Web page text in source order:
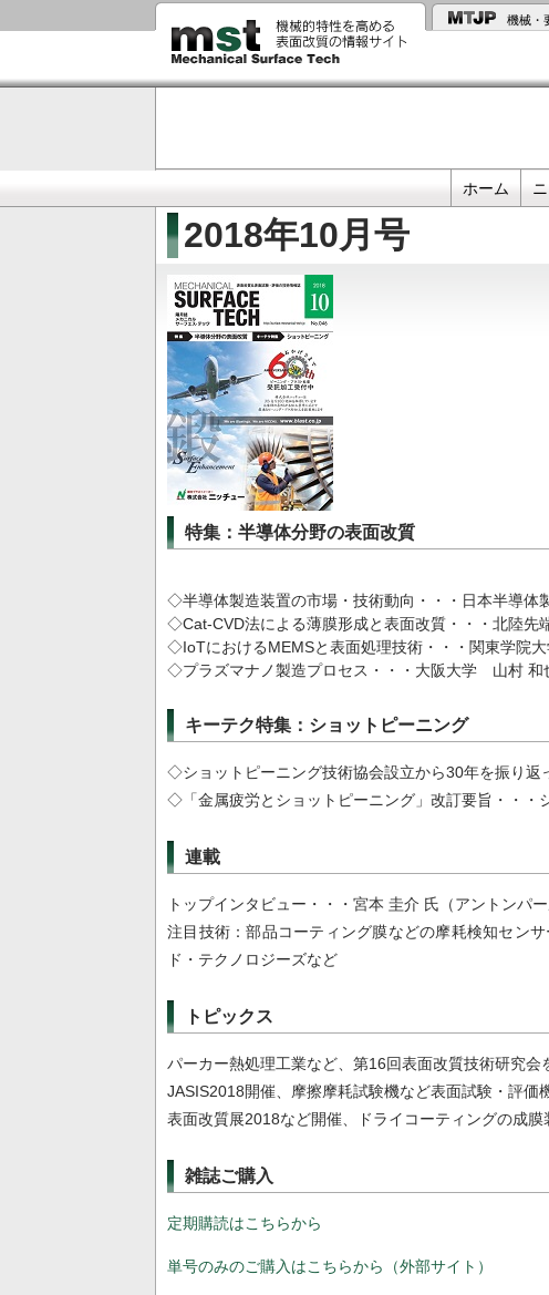
イ
ン
動
機械・
links
ホーム
2018年10月号
特集：半導体分野の表面改質
◇半導体製造装置の市場・技術動向・・・日本半導
◇Cat-CVD法による薄膜形成と表面改質・・・北陸
◇IoTにおけるMEMSと表面処理技術・・・関東学院
◇プラズマナノ製造プロセス・・・大阪大学 山村 和
キーテク特集：ショットピーニング
◇ショットピーニング技術協会設立から30年を振り
◇「金属疲労とショットピーニング」改訂要旨・・
連載
トップインタビュー・・・宮本 圭介 氏（アントンパー
注目技術：部品コーティング膜などの摩耗検知セン
ド・テクノロジーズなど
トピックス
パーカー熱処理工業など、第16回表面改質技術研究会
JASIS2018開催、摩擦摩耗試験機など表面試験・評価
表面改質展2018など開催、ドライコーティングの成
雑誌ご購入
定期購読はこちらから
単号のみのご購入はこちらから（外部サイト）